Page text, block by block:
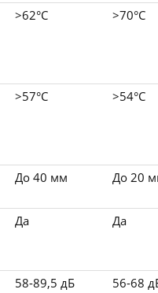
>62°C >70°C
>57°C >54°C
До 40 мм До 20
Да Да
58-89,5 дБ 56-68